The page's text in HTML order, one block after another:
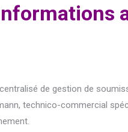
de gestion de
technico-commercial